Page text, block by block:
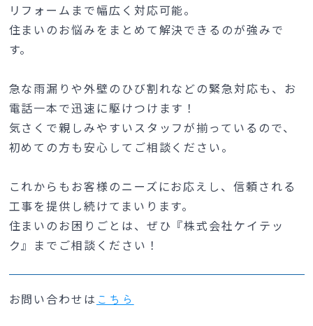
リフォームまで幅広く対応可能。
住まいのお悩みをまとめて解決できるのが強みで
す。
急な雨漏りや外壁のひび割れなどの緊急対応も、お
電話一本で迅速に駆けつけます！
気さくで親しみやすいスタッフが揃っているので、
初めての方も安心してご相談ください。
これからもお客様のニーズにお応えし、信頼される
工事を提供し続けてまいります。
住まいのお困りごとは、ぜひ『株式会社ケイテッ
ク』までご相談ください！
お問い合わせは こちら